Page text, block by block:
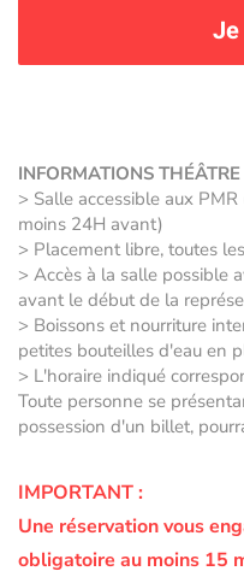
INFORMATIONS THÉÂTRE
> Salle accessible aux
moins 24H avant)
> Placement libre, toutes
> Accès à la salle possible
avant le début de la
> Boissons et nourriture
petites bouteilles d'eau en
> L'horaire indiqué
Toute personne se
possession d'un billet,
IMPORTANT :
Une réservation vous
obligatoire au moins 15